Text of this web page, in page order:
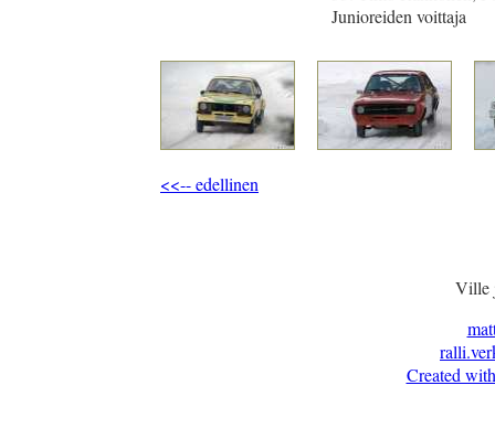
Junioreiden voittaja
<<-- edellinen
Ville
Created